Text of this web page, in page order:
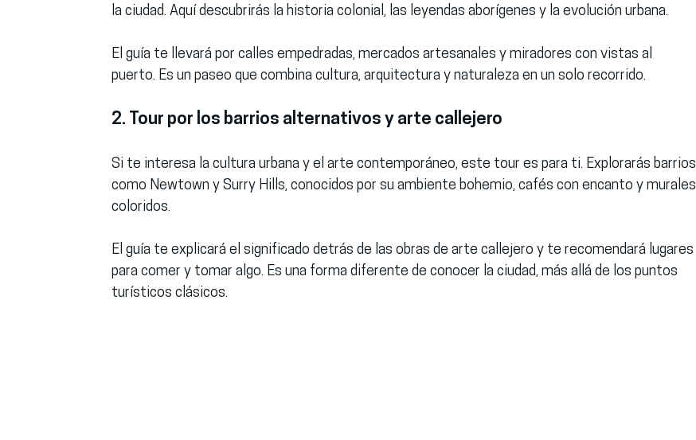
la ciudad. Aquí descubrirás la historia colonial, las leyendas aborígenes y la evolución urbana.
El guía te llevará por calles empedradas, mercados artesanales y miradores con vistas al
puerto. Es un paseo que combina cultura, arquitectura y naturaleza en un solo recorrido.
2. Tour por los barrios alternativos y arte callejero
Si te interesa la cultura urbana y el arte contemporáneo, este tour es para ti. Explorarás barrios
como Newtown y Surry Hills, conocidos por su ambiente bohemio, cafés con encanto y murales
coloridos.
El guía te explicará el significado detrás de las obras de arte callejero y te recomendará lugares
para comer y tomar algo. Es una forma diferente de conocer la ciudad, más allá de los puntos
turísticos clásicos.